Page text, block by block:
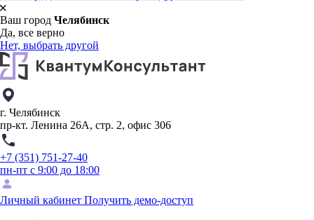
Ваш город Челябинск
Да, все верно
Нет, выбрать другой
г. Челябинск
пр-кт. Ленина 26А, стр. 2, офис 306
+7 (351) 751-27-40
пн-пт с 9:00 до 18:00
Личный кабинет Получить демо-доступ